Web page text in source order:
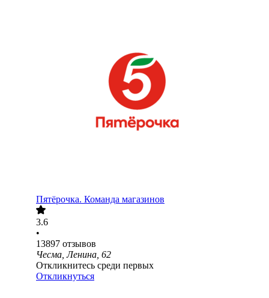
Пятёрочка. Команда магазинов
3.6
•
13897 отзывов
Чесма, Ленина, 62
Откликнитесь среди первых
Откликнуться